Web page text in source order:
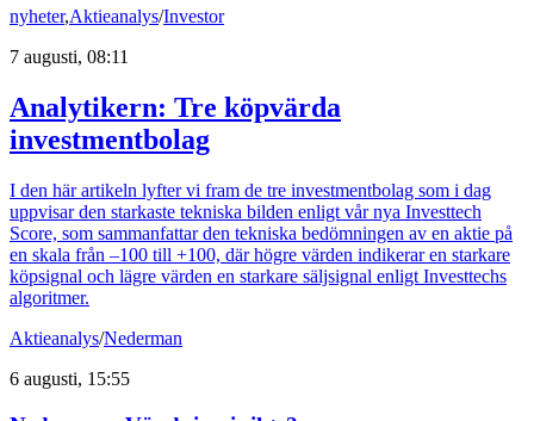
nyheter,Aktieanalys/Investor
7 augusti, 08:11
Analytikern: Tre köpvärda
investmentbolag
I den här artikeln lyfter vi fram de tre investmentbolag som i dag
uppvisar den starkaste tekniska bilden enligt vår nya Investtech
Score, som sammanfattar den tekniska bedömningen av en aktie på
en skala från –100 till +100, där högre värden indikerar en starkare
köpsignal och lägre värden en starkare säljsignal enligt Investtechs
algoritmer.
Aktieanalys/Nederman
6 augusti, 15:55